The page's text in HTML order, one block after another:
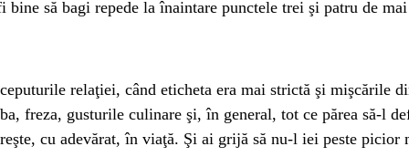
să bagi repede la înaintare punctele trei şi patru de mai
relaţiei, când eticheta era mai strictă şi mişcările
freza, gusturile culinare şi, în general, tot ce părea să-l
cu adevărat, în viaţă. Şi ai grijă să nu-l iei peste